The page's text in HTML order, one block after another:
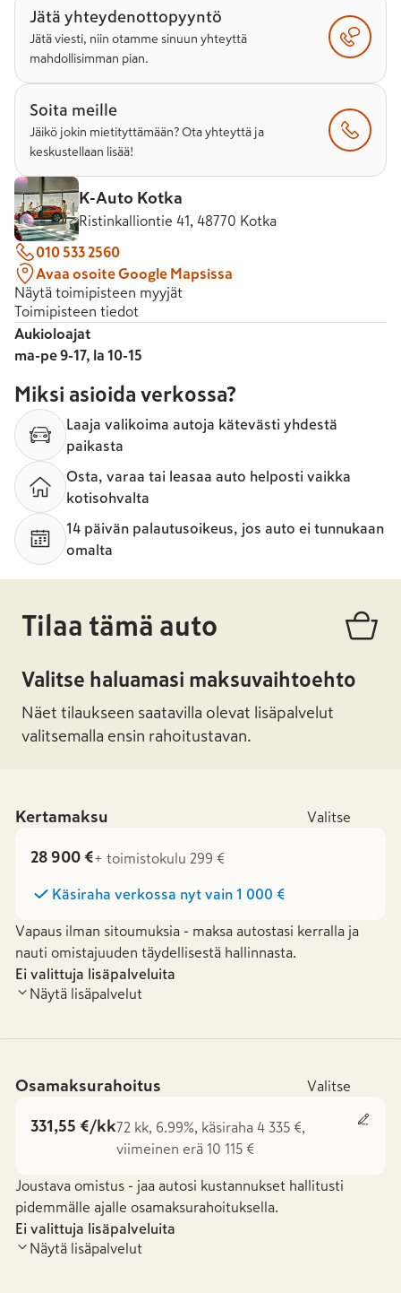
Jätä yhteydenottopyyntö
Jätä viesti, niin otamme sinuun yhteyttä
mahdollisimman pian.
Soita meille
Jäikö jokin mietityttämään? Ota yhteyttä ja
keskustellaan lisää!
K-Auto Kotka
Ristinkalliontie 41, 48770 Kotka
010 533 2560
Avaa osoite Google Mapsissa
Näytä toimipisteen myyjät
Toimipisteen tiedot
Aukioloajat
ma-pe 9-17, la 10-15
Miksi asioida verkossa?
Laaja valikoima autoja kätevästi yhdestä
paikasta
Osta, varaa tai leasaa auto helposti vaikka
kotisohvalta
14 päivän palautusoikeus, jos auto ei tunnukaan
omalta
Tilaa tämä auto
Valitse haluamasi maksuvaihtoehto
Näet tilaukseen saatavilla olevat lisäpalvelut
valitsemalla ensin rahoitustavan.
Kertamaksu Valitse
28 900 €+ toimistokulu 299 €
Käsiraha verkossa nyt vain 1 000 €
Vapaus ilman sitoumuksia - maksa autostasi kerralla ja
nauti omistajuuden täydellisestä hallinnasta.
Ei valittuja lisäpalveluita
Näytä lisäpalvelut
Osamaksurahoitus Valitse
331,55 €/kk72 kk, 6.99%, käsiraha 4 335 €,
viimeinen erä 10 115 €
Joustava omistus - jaa autosi kustannukset hallitusti
pidemmälle ajalle osamaksurahoituksella.
Ei valittuja lisäpalveluita
Näytä lisäpalvelut